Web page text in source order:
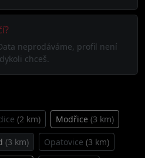
neprodáváme, profil není
chceš.
(2 km) Modřice (3 km)
(3 km) Opatovice (3 km)